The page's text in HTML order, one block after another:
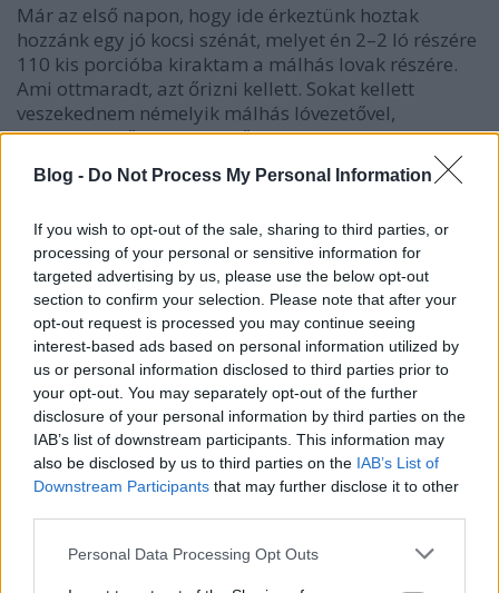
Blog - Do Not Process My Personal Information
If you wish to opt-out of the sale, sharing to third parties, or
processing of your personal or sensitive information for
targeted advertising by us, please use the below opt-out
section to confirm your selection. Please note that after your
opt-out request is processed you may continue seeing
interest-based ads based on personal information utilized by
us or personal information disclosed to third parties prior to
your opt-out. You may separately opt-out of the further
disclosure of your personal information by third parties on the
IAB’s list of downstream participants. This information may
also be disclosed by us to third parties on the IAB’s List of
Downstream Participants that may further disclose it to other
Please note that this website/app uses one or more Google
Personal Data Processing Opt Outs
Már az első napon, hogy ide érkeztünk hoztak
hozzánk egy jó kocsi szénát, melyet én 2–2 ló részére
110 kis porcióba kiraktam a málhás lovak részére.
Ami ottmaradt, azt őrizni kellett. Sokat kellett
veszekednem némelyik málhás lóvezetővel,
majdnem erővel elvitték tőlem a kis szénát.
Általában helyzetemmel meg lettem volna elégedve,
ha a gránátlövések és az utálatos tetvek nem
14-én az ágyúharcok mindkét részről erősen folytak.
Nagy buzgalommal keresték az olasz ütegek a mi 30
½-eseinket, melyek tőlünk mintegy 500 lépésnyire
voltak felállítva. Sűrűn vágódtak le a gránátok, óriási
fekete füstfelhőt lövellve az ég felé, milliószámra
szórva szét a földet és kőtörmeléket. Még eddig
körülöttünk nem csapódtak le, de mi lesz, ha közénk
is jön? Itt nincs alagút, hogy alábújjunk. A mi
ágyúink is erőteljesen viszonozták a tüzelést. Néha,
ritkán a 30 ½-esek is elbődültek. Ennek az újfajta
nehéz ágyúnak rettenetes a csattanása és lövedéke.
Mikor kirepül a gránát az ég felé álló csőből,
borzalmasan vijjogva, szinte ugatva hasítja a